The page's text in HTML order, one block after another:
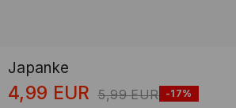
Japanke
4,99 EUR 5,99 EUR -17%